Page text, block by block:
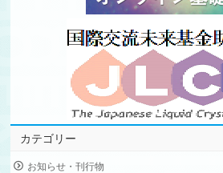
カテゴリー
お知らせ・刊行物